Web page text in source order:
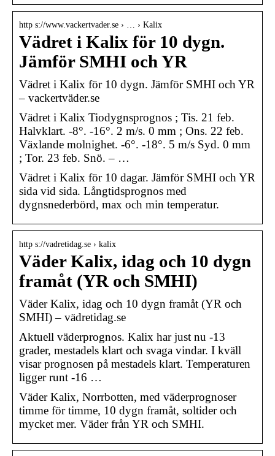
http s://www.vackertvader.se › … › Kalix
Vädret i Kalix för 10 dygn.
Jämför SMHI och YR
Vädret i Kalix för 10 dygn. Jämför SMHI och YR
– vackertväder.se
Vädret i Kalix Tiodygnsprognos ; Tis. 21 feb.
Halvklart. -8°. -16°. 2 m/s. 0 mm ; Ons. 22 feb.
Växlande molnighet. -6°. -18°. 5 m/s Syd. 0 mm
; Tor. 23 feb. Snö. – …
Vädret i Kalix för 10 dagar. Jämför SMHI och YR
sida vid sida. Långtidsprognos med
dygnsnederbörd, max och min temperatur.
http s://vadretidag.se › kalix
Väder Kalix, idag och 10 dygn
framåt (YR och SMHI)
Väder Kalix, idag och 10 dygn framåt (YR och
SMHI) – vädretidag.se
Aktuell väderprognos. Kalix har just nu -13
grader, mestadels klart och svaga vindar. I kväll
visar prognosen på mestadels klart. Temperaturen
ligger runt -16 …
Väder Kalix, Norrbotten, med väderprognoser
timme för timme, 10 dygn framåt, soltider och
mycket mer. Väder från YR och SMHI.